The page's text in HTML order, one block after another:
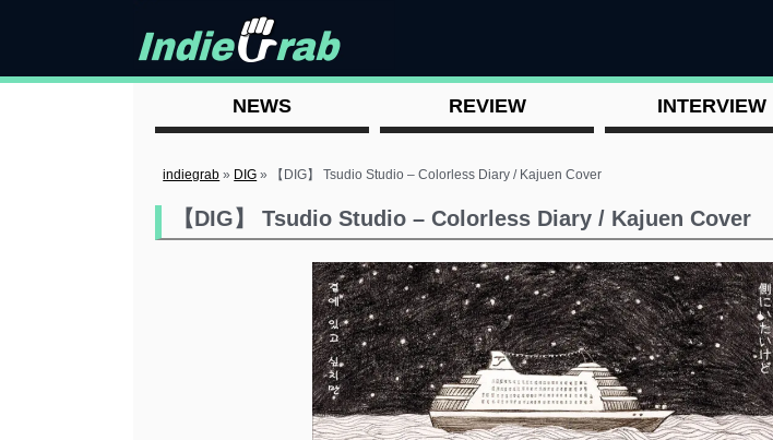
NEWS REVIEW INTERVIEW
indiegrab » DIG » 【DIG】 Tsudio Studio – Colorless Diary / Kajuen Cover
【DIG】 Tsudio Studio – Colorless Diary / Kajuen Cover